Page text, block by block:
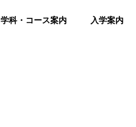
学科・コース案内 入学案内